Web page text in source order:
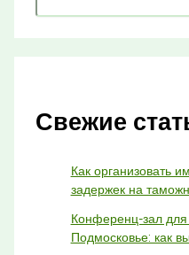
Свежие
Как организовать
задержек на
Конференц-зал для
Подмосковье: как